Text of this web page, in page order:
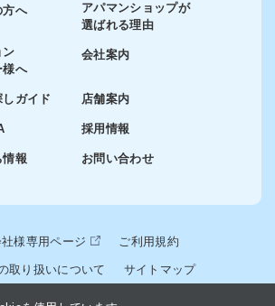
方へ
ン
様へ
ガイド
情報
アパマンショップが
選ばれる理由
会社案内
店舗案内
採用情報
お問い合わせ
様専用ページ ご利用規約
取り扱いについて サイトマップ